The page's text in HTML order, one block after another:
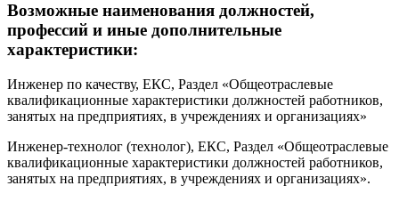
Возможные наименования должностей,
профессий и иные дополнительные
характеристики:
Инженер по качеству, ЕКС, Раздел «Общеотраслевые
квалификационные характеристики должностей работников,
занятых на предприятиях, в учреждениях и организациях»
Инженер-технолог (технолог), ЕКС, Раздел «Общеотраслевые
квалификационные характеристики должностей работников,
занятых на предприятиях, в учреждениях и организациях».